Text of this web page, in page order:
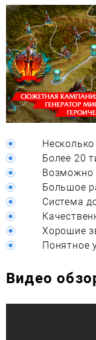
Более 20
Возможно
Большое
Система
Хорошие
Понятное
Видео